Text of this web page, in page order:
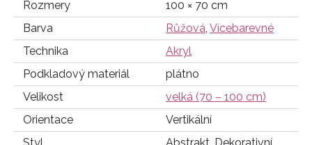
Rozmery
100 × 70 cm
Barva
Růžová, Vícebarevné
Technika
Akryl
Podkladový materiál
plátno
Velikost
velká (70 – 100 cm)
Orientace
Vertikální